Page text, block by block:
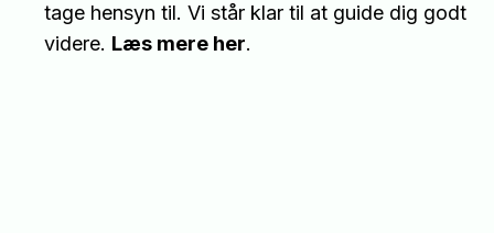
tage hensyn til. Vi står klar til at guide dig godt
videre. Læs mere her.